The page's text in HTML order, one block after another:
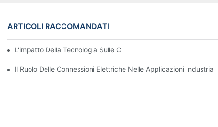
ARTICOLI RACCOMANDATI
L'impatto Della Tecnologia Sulle Connessioni Elettriche
Il Ruolo Delle Connessioni Elettriche Nelle Applicazioni Industriali